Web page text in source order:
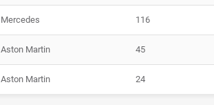
Mercedes 116
Aston Martin 45
Aston Martin 24